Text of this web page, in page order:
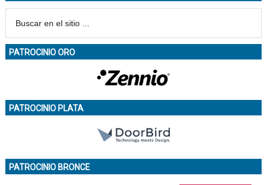
PATROCINIO ORO
PATROCINIO PLATA
PATROCINIO BRONCE